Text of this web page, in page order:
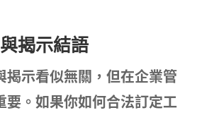
揭示結語
揭示看似無關，但在企業管
要。如果你如何合法訂定工